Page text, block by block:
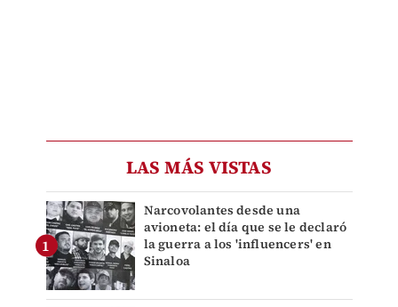
LAS MÁS VISTAS
Narcovolantes desde una
avioneta: el día que se le declaró
la guerra a los 'influencers' en
Sinaloa